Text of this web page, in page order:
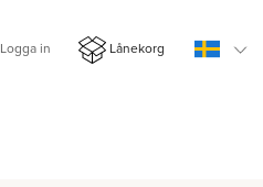
Logga in Lånekorg